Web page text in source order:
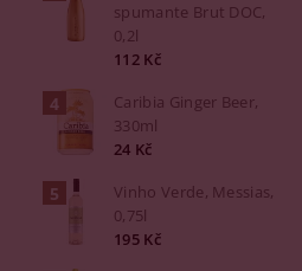
spumante Brut DOC,
0,2l
112 Kč
Caribia Ginger Beer,
330ml
24 Kč
Vinho Verde, Messias,
0,75l
195 Kč